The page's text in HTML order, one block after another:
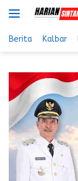
Langsung
ke
konten
Berita Kalbar